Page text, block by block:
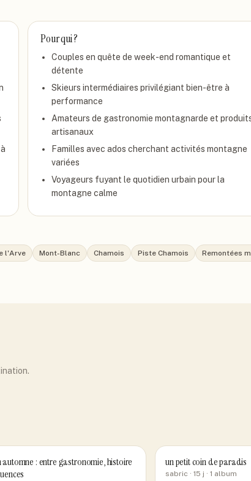
Pour qui ?
Couples en quête de week-end romantique et
détente
Skieurs intermédiaires privilégiant bien-être à
performance
Amateurs de gastronomie montagnarde et
artisanaux
Familles avec ados cherchant activités montagne
variées
Voyageurs fuyant le quotidien urbain pour la
montagne calme
l'Arve Mont-Blanc Chamois Piste Chamois Remontées
automne : entre gastronomie, histoire
un petit coin de paradis
sabric · 15 j · 1 album